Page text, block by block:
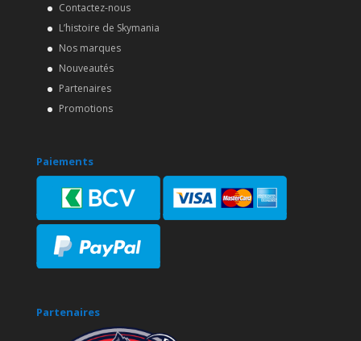
Contactez-nous
L’histoire de Skymania
Nos marques
Nouveautés
Partenaires
Promotions
Paiements
Partenaires